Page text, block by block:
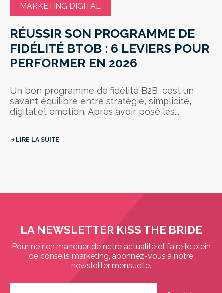
MARKETING DIGITAL
RÉUSSIR SON PROGRAMME DE
FIDÉLITÉ BTOB : 6 LEVIERS POUR
PERFORMER EN 2026
Un bon programme de fidélité B2B, c’est un
savant équilibre entre stratégie, simplicité,
digital et émotion. Après avoir posé les...
arrow_forward LIRE LA SUITE
LA NEWSLETTER KISS THE BRIDE
Pour ne rien manquer de notre actualité et faire le plein
de conseils marketing, abonnez-vous à notre
newsletter mensuelle.